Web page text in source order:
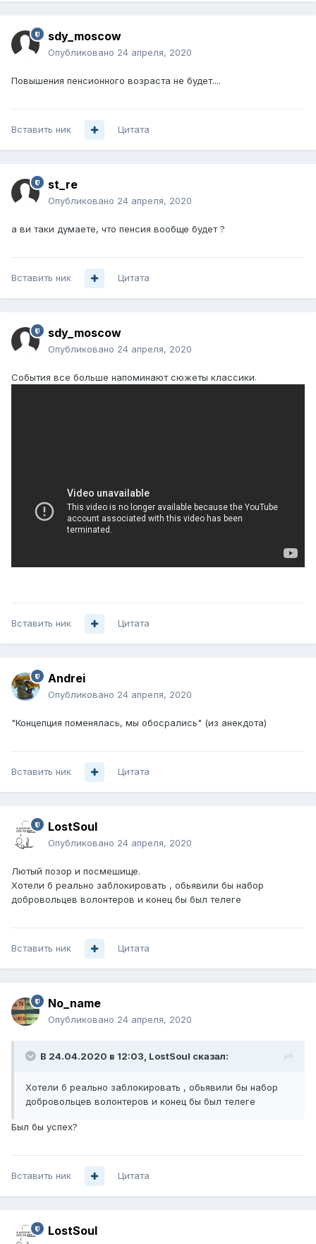
sdy_moscow
Опубликовано 24 апреля, 2020
Повышения пенсионного возраста не будет....
Вставить ник Цитата
st_re
Опубликовано 24 апреля, 2020
а ви таки думаете, что пенсия вообще будет ?
Вставить ник Цитата
sdy_moscow
Опубликовано 24 апреля, 2020
События все больше напоминают сюжеты классики.
Вставить ник Цитата
Andrei
Опубликовано 24 апреля, 2020
"Концепция поменялась, мы обосрались" (из анекдота)
Вставить ник Цитата
LostSoul
Опубликовано 24 апреля, 2020
Лютый позор и посмешище.
Хотели б реально заблокировать , обьявили бы набор
добровольцев волонтеров и конец бы был телеге
Вставить ник Цитата
No_name
Опубликовано 24 апреля, 2020
В 24.04.2020 в 12:03, LostSoul сказал:
Хотели б реально заблокировать , обьявили бы набор
добровольцев волонтеров и конец бы был телеге
Был бы успех?
Вставить ник Цитата
LostSoul